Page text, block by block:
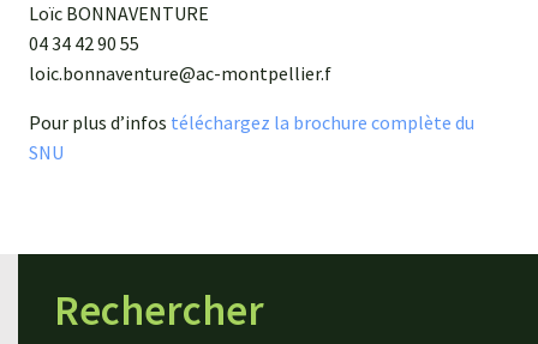
Loïc BONNAVENTURE
04 34 42 90 55
loic.bonnaventure@ac-montpellier.f
Pour plus d’infos téléchargez la brochure complète du
SNU
Rechercher